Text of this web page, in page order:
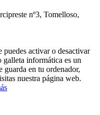
nº3, Tomelloso,
activar o desactivar
galleta informática es un
guarda en tu ordenador,
nuestra página web.